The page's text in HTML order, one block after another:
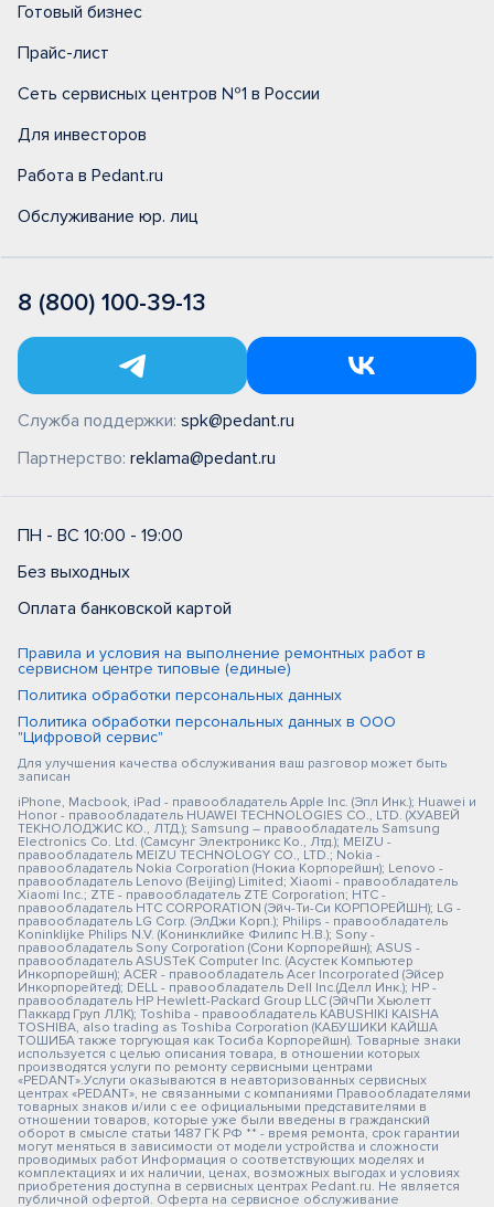
Готовый бизнес
Прайс-лист
Сеть сервисных центров №1 в России
Для инвесторов
Работа в Pedant.ru
Обслуживание юр. лиц
8 (800) 100-39-13
Служба поддержки: spk@pedant.ru
Партнерство: reklama@pedant.ru
ПН - ВС 10:00 - 19:00
Без выходных
Оплата банковской картой
Правила и условия на выполнение ремонтных работ в
сервисном центре типовые (единые)
Политика обработки персональных данных
Политика обработки персональных данных в ООО
"Цифровой сервис"
Для улучшения качества обслуживания ваш разговор может быть
записан
iPhone, Macbook, iPad - правообладатель Apple Inc. (Эпл Инк.); Huawei и
Honor - правообладатель HUAWEI TECHNOLOGIES CO., LTD. (ХУАВЕЙ
ТЕКНОЛОДЖИС КО., ЛТД.); Samsung – правообладатель Samsung
Electronics Co. Ltd. (Самсунг Электроникс Ко., Лтд.); MEIZU -
правообладатель MEIZU TECHNOLOGY CO., LTD.; Nokia -
правообладатель Nokia Corporation (Нокиа Корпорейшн); Lenovo -
правообладатель Lenovo (Beijing) Limited; Xiaomi - правообладатель
Xiaomi Inc.; ZTE - правообладатель ZTE Corporation; HTC -
правообладатель HTC CORPORATION (Эйч-Ти-Си КОРПОРЕЙШН); LG -
правообладатель LG Corp. (ЭлДжи Корп.); Philips - правообладатель
Koninklijke Philips N.V. (Конинклийке Филипс Н.В.); Sony -
правообладатель Sony Corporation (Сони Корпорейшн); ASUS -
правообладатель ASUSTeK Computer Inc. (Асустек Компьютер
Инкорпорейшн); ACER - правообладатель Acer Incorporated (Эйсер
Инкорпорейтед); DELL - правообладатель Dell Inc.(Делл Инк.); HP -
правообладатель HP Hewlett-Packard Group LLC (ЭйчПи Хьюлетт
Паккард Груп ЛЛК); Toshiba - правообладатель KABUSHIKI KAISHA
TOSHIBA, also trading as Toshiba Corporation (КАБУШИКИ КАЙША
ТОШИБА также торгующая как Тосиба Корпорейшн). Товарные знаки
используется с целью описания товара, в отношении которых
производятся услуги по ремонту сервисными центрами
«PEDANT».Услуги оказываются в неавторизованных сервисных
центрах «PEDANT», не связанными с компаниями Правообладателями
товарных знаков и/или с ее официальными представителями в
отношении товаров, которые уже были введены в гражданский
оборот в смысле статьи 1487 ГК РФ ** - время ремонта, срок гарантии
могут меняться в зависимости от модели устройства и сложности
проводимых работ Информация о соответствующих моделях и
комплектациях и их наличии, ценах, возможных выгодах и условиях
приобретения доступна в сервисных центрах Pedant.ru. Не является
публичной офертой. Оферта на сервисное обслуживание